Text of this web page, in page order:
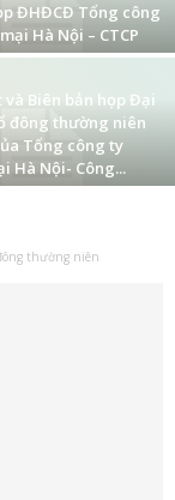
ĐHĐCĐ Tổng công
Hà Nội – CTCP
và Biên bản họp Đại
đông thường niên
Tổng công ty
Hà Nội- Công...
thường niên